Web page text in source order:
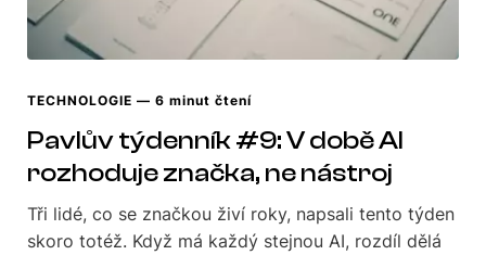
TECHNOLOGIE — 6 minut čtení
Pavlův týdenník #9: V době AI
rozhoduje značka, ne nástroj
Tři lidé, co se značkou živí roky, napsali tento týden
skoro totéž. Když má každý stejnou AI, rozdíl dělá